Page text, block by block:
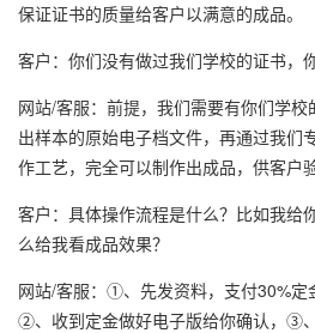
保证证书的质量给客户以满意的成品。
客户：你们没有做过我们学校的证书，
网站/客服：前提，我们需要有你们学
出样本的原始电子档文件，再通过我们
作工艺，完全可以制作出成品，供客户验
客户：具体操作流程是什么？比如我给
么给我看成品效果？
网站/客服：①、先发资料，支付30%定
②、收到定金做好电子版给你确认，③